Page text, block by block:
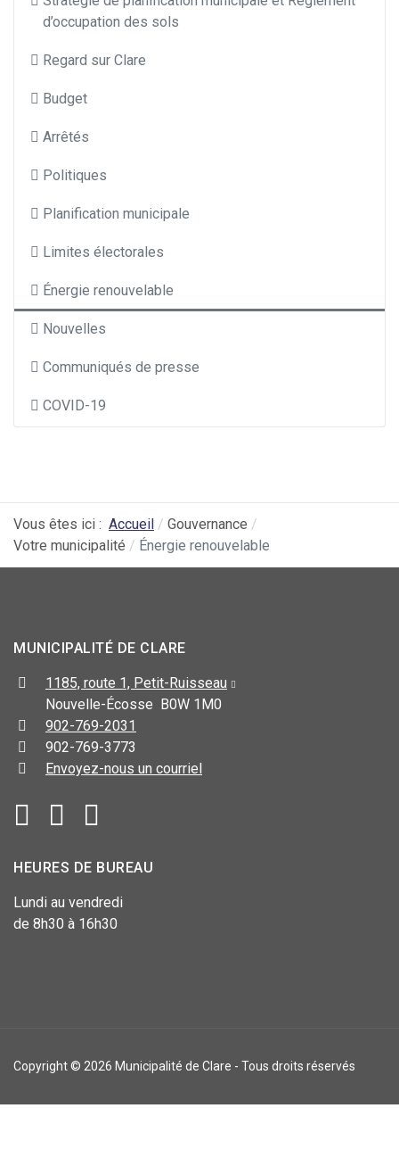
d’occupation des sols
Regard sur Clare
Budget
Arrêtés
Politiques
Planification municipale
Limites électorales
Énergie renouvelable
Nouvelles
Communiqués de presse
COVID-19
Vous êtes ici : Accueil
Gouvernance
Votre municipalité
Énergie renouvelable
MUNICIPALITÉ DE CLARE
1185, route 1, Petit-Ruisseau
Nouvelle-Écosse B0W 1M0
902-769-2031
902-769-3773
Envoyez-nous un courriel
HEURES DE BUREAU
Lundi au vendredi
de 8h30 à 16h30
Copyright © 2026 Municipalité de Clare - Tous droits réservés